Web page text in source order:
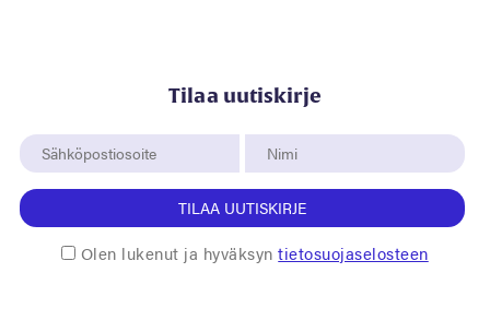
Tilaa uutiskirje
TILAA UUTISKIRJE
Olen lukenut ja hyväksyntietosuojaselosteen